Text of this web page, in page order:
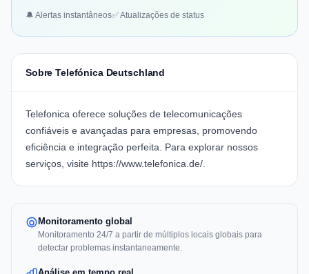
🔔 Alertas instantâneos✅ Atualizações de status
Sobre Telefónica Deutschland
Telefonica oferece soluções de telecomunicações
confiáveis e avançadas para empresas, promovendo
eficiência e integração perfeita. Para explorar nossos
serviços, visite https://www.telefonica.de/.
Monitoramento global
Monitoramento 24/7 a partir de múltiplos locais globais para
detectar problemas instantaneamente.